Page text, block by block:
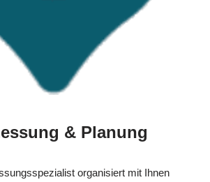
& Planung
organisiert mit Ihnen